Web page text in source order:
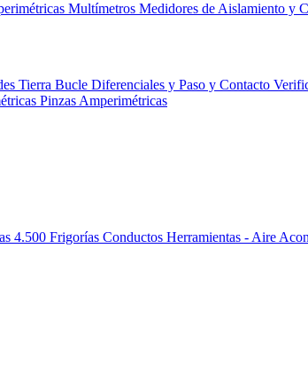
Multímetros Medidores de Aislamiento y
Tierra Bucle Diferenciales y Paso y Contacto
Pinzas Amperimétricas
4.500 Frigorías Conductos Herramientas - Aire